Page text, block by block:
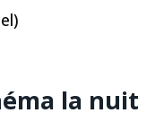
la nuit